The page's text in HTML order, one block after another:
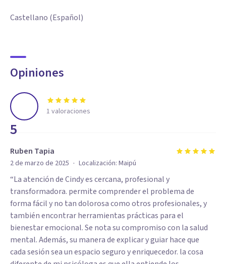
Castellano (Español)
Opiniones
5
1 valoraciones
Ruben Tapia
2 de marzo de 2025 · Localización: Maipú
“La atención de Cindy es cercana, profesional y
transformadora. permite comprender el problema de
forma fácil y no tan dolorosa como otros profesionales, y
también encontrar herramientas prácticas para el
bienestar emocional. Se nota su compromiso con la salud
mental. Además, su manera de explicar y guiar hace que
cada sesión sea un espacio seguro y enriquecedor. la cosa